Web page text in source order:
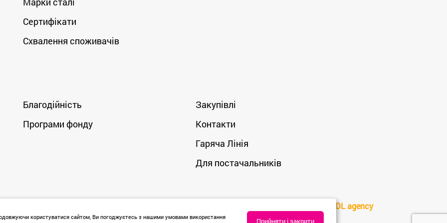
Сертифікати
Схвалення споживачів
Благодійність
Програми фонду
Закупівлі
Контакти
Гаряча Лінія
Для постачальників
DL agency
користуватися сайтом, Ви погоджуєтесь з нашими умовами використання
Прийняти і закрити